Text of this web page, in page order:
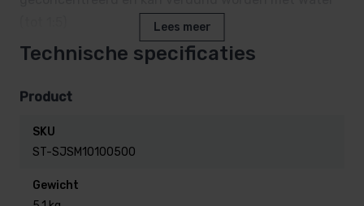
handmatige- als automatische doseersystemen.
Neem dan contact met ons op, wij maken alle
Lees meer
Technische specificaties
Product
SKU
ST-SJSM10100500
Gewicht